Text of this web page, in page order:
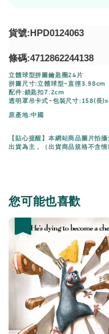
貨號:HPD0124063
條碼:4712862244138
立體球型拼圖鑰匙圈24片
拼圖尺寸:立體球型-直徑3.98cm
配件:鎖匙扣7.2cm
透明罩吊卡式-包裝尺寸:158(長
原產地:中國
【貼心提醒】本網站商品圖片拍
出貨為主，（出貨商品規格不含
您可能也喜歡